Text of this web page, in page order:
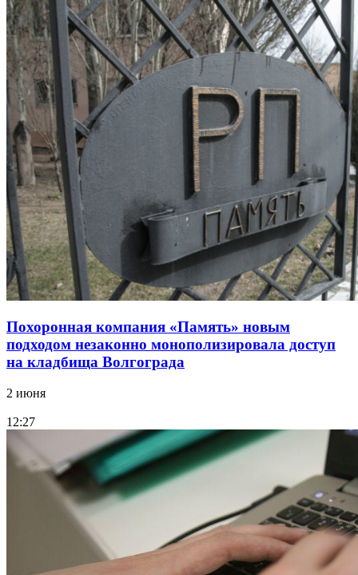
Похоронная компания «Память» новым
подходом незаконно монополизировала доступ
на кладбища Волгограда
2 июня
12:27